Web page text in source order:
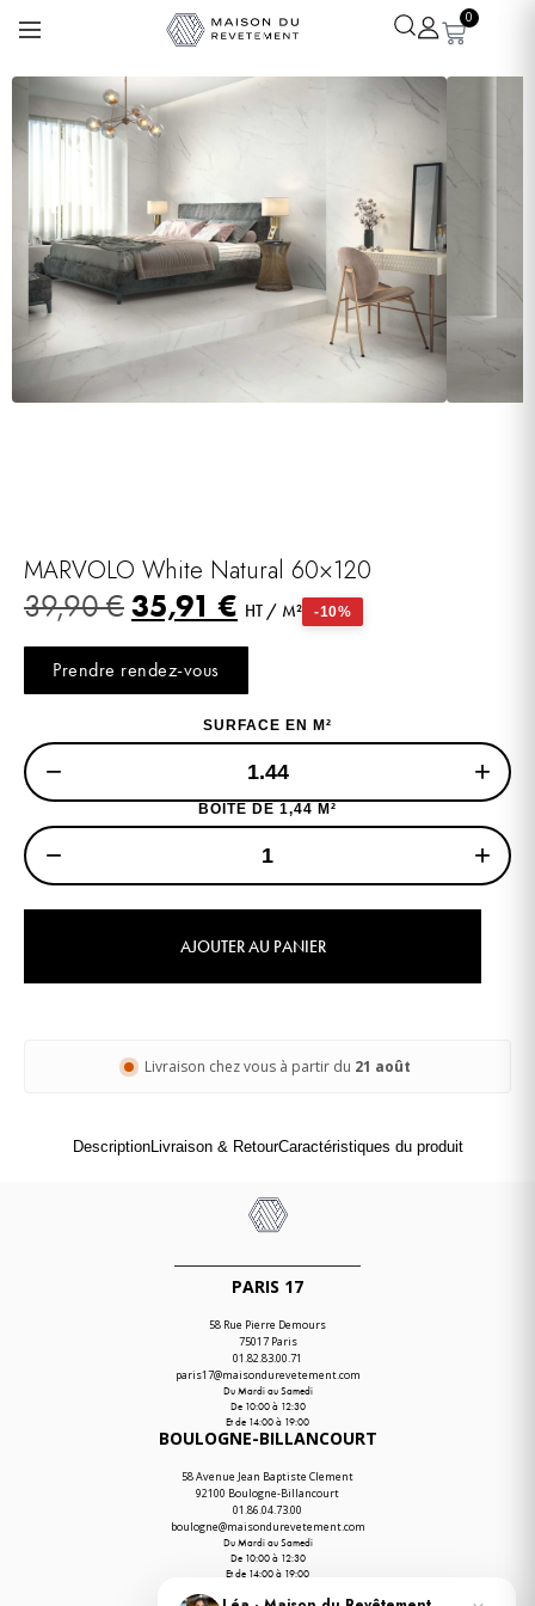
0
MARVOLO White Natural 60×120
39,90€35,91€ HT / M² -10%
Prendre rendez-vous
SURFACE EN M²
− +
BOITE DE 1,44 M²
− +
AJOUTER AU PANIER
Livraison chez vous à partir du 21 août
DescriptionLivraison & RetourCaractéristiques du produit
PARIS 17
58 Rue Pierre Demours
75017 Paris
01.82.83.00.71
paris17@maisondurevetement.com
Du Mardi au Samedi
De 10:00 à 12:30
Et de 14:00 à 19:00
BOULOGNE-BILLANCOURT
58 Avenue Jean Baptiste Clement
92100 Boulogne-Billancourt
01.86.04.73.00
boulogne@maisondurevetement.com
Du Mardi au Samedi
De 10:00 à 12:30
Et de 14:00 à 19:00
En ligne· Experte revêtements